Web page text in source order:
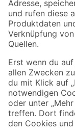
Zahlungsarten
Sicher einkaufen
Jetzt die toom-